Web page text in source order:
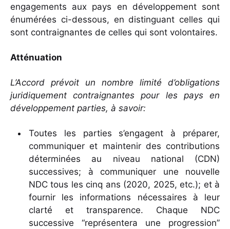
engagements aux pays en développement sont
énumérées ci-dessous, en distinguant celles qui
sont contraignantes de celles qui sont volontaires.
Atténuation
L’Accord prévoit un nombre limité d’obligations
juridiquement contraignantes pour les pays en
développement parties, à savoir:
Toutes les parties s’engagent à préparer,
communiquer et maintenir des contributions
déterminées au niveau national (CDN)
successives; à communiquer une nouvelle
NDC tous les cinq ans (2020, 2025, etc.); et à
fournir les informations nécessaires à leur
clarté et transparence. Chaque NDC
successive “représentera une progression”